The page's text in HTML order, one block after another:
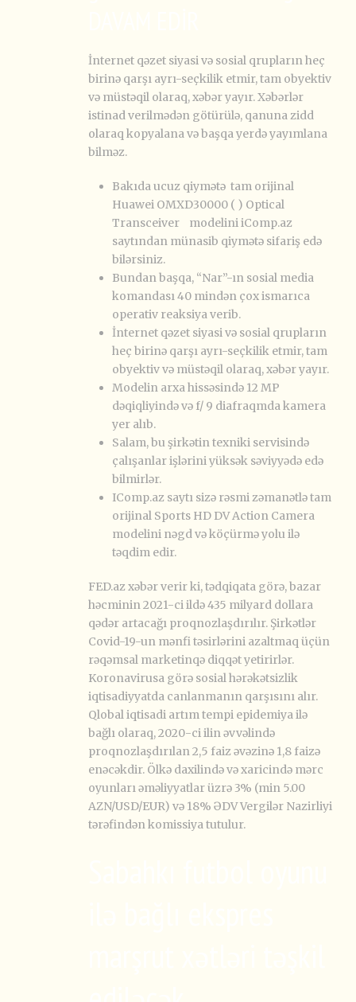
İnternet qəzet siyasi və sosial qrupların heç
birinə qarşı ayrı-seçkilik etmir, tam obyektiv
və müstəqil olaraq, xəbər yayır. Xəbərlər
istinad verilmədən götürülə, qanuna zidd
olaraq kopyalana və başqa yerdə yayımlana
bilməz.
Bakıda ucuz qiymətə tam orijinal
Huawei OMXD30000 ( ) Optical
Transceiver modelini iComp.az
saytından münasib qiymətə sifariş edə
bilərsiniz.
Bundan başqa, “Nar”-ın sosial media
komandası 40 mindən çox ismarıca
operativ reaksiya verib.
İnternet qəzet siyasi və sosial qrupların
heç birinə qarşı ayrı-seçkilik etmir, tam
obyektiv və müstəqil olaraq, xəbər yayır.
Modelin arxa hissəsində 12 MP
dəqiqliyində və f/ 9 diafraqmda kamera
yer alıb.
Salam, bu şirkətin texniki servisində
çalışanlar işlərini yüksək səviyyədə edə
bilmirlər.
IComp.az saytı sizə rəsmi zəmanətlə tam
orijinal Sports HD DV Action Camera
modelini nəgd və köçürmə yolu ilə
təqdim edir.
FED.az xəbər verir ki, tədqiqata görə, bazar
həcminin 2021-ci ildə 435 milyard dollara
qədər artacağı proqnozlaşdırılır. Şirkətlər
Covid-19-un mənfi təsirlərini azaltmaq üçün
rəqəmsal marketinqə diqqət yetirirlər.
Koronavirusa görə sosial hərəkətsizlik
iqtisadiyyatda canlanmanın qarşısını alır.
Qlobal iqtisadi artım tempi epidemiya ilə
bağlı olaraq, 2020-ci ilin əvvəlində
proqnozlaşdırılan 2,5 faiz əvəzinə 1,8 faizə
enəcəkdir. Ölkə daxilində və xaricində mərc
oyunları əməliyyatlar üzrə 3% (min 5.00
AZN/USD/EUR) və 18% ƏDV Vergilər Nazirliyi
tərəfindən komissiya tutulur.